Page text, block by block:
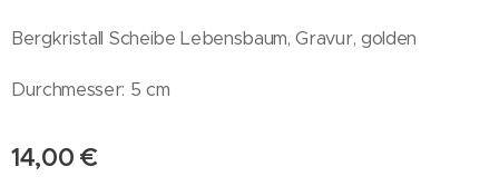
Bergkristall Scheibe Lebensbaum, Gravur, golden
Durchmesser: 5 cm
14,00 €